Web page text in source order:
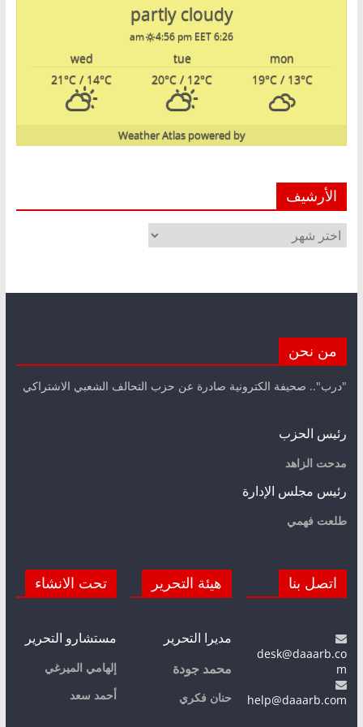
partly cloudy
6:26 am
4:56 pm EET
mon
tue
wed
19°C/ 13°C
20°C / 12°C
21°C / 14°C
powered by
Weather Atlas
الأرشيف
الأرشيف
من نحن
"درب".. صحيفة الكترونية صادرة عن حزب التحالف الشعبي الاشتراكي
رئيس الحزب
مدحت الزاهد
رئيس مجلس الإدارة
طلعت فهمي
اتصل بنا
desk@daaarb.co
m
help@daaarb.com
هيئة التحرير
مديرا التحرير
محمد جودة
حنان فكري
تحت الانشاء
مستشارو التحرير
إلهامي الميرغي
أحمد سعد